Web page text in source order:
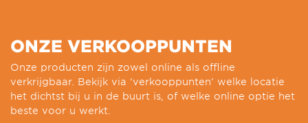
ONZE VERKOOPPUNTEN
Onze producten zijn zowel online als offline
verkrijgbaar. Bekijk via ‘verkooppunten’ welke locatie
het dichtst bij u in de buurt is, of welke online optie het
beste voor u werkt.